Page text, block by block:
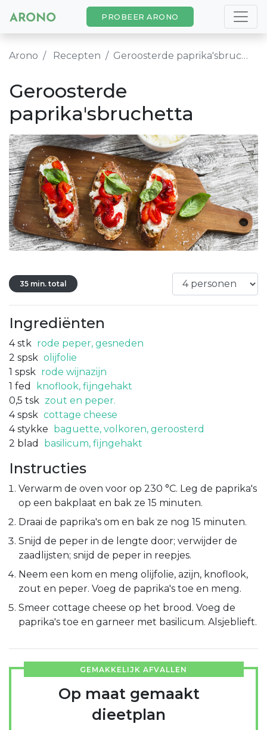
PROBEER ARONO
Arono Recepten Geroosterde paprika'sbruchetta
Geroosterde
paprika'sbruchetta
35 min. total
Ingrediënten
4 stk rode peper, gesneden
2 spsk olijfolie
1 spsk rode wijnazijn
1 fed
knoflook, fijngehakt
0,5 tsk zout en peper.
4 spsk cottage cheese
4 stykke baguette, volkoren, geroosterd
2 blad basilicum, fijngehakt
Instructies
Verwarm de oven voor op 230 °C. Leg de paprika's
op een bakplaat en bak ze 15 minuten.
Draai de paprika's om en bak ze nog 15 minuten.
Snijd de peper in de lengte door; verwijder de
zaadlijsten; snijd de peper in reepjes.
Neem een kom en meng olijfolie, azijn, knoflook,
zout en peper. Voeg de paprika's toe en meng.
Smeer cottage cheese op het brood. Voeg de
paprika's toe en garneer met basilicum. Alsjeblieft.
GEMAKKELIJK AFVALLEN
Op maat gemaakt
dieetplan